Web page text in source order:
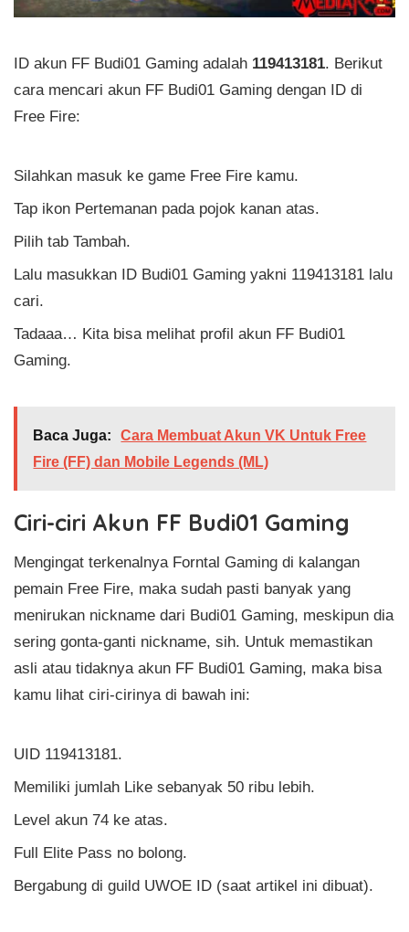
ID akun FF Budi01 Gaming adalah 119413181. Berikut
cara mencari akun FF Budi01 Gaming dengan ID di
Free Fire:
Silahkan masuk ke game Free Fire kamu.
Tap ikon Pertemanan pada pojok kanan atas.
Pilih tab Tambah.
Lalu masukkan ID Budi01 Gaming yakni 119413181 lalu
cari.
Tadaaa… Kita bisa melihat profil akun FF Budi01
Gaming.
Baca Juga:
Cara Membuat Akun VK Untuk Free
Fire (FF) dan Mobile Legends (ML)
Ciri-ciri Akun FF Budi01 Gaming
Mengingat terkenalnya Forntal Gaming di kalangan
pemain Free Fire, maka sudah pasti banyak yang
menirukan nickname dari Budi01 Gaming, meskipun dia
sering gonta-ganti nickname, sih. Untuk memastikan
asli atau tidaknya akun FF Budi01 Gaming, maka bisa
kamu lihat ciri-cirinya di bawah ini:
UID 119413181.
Memiliki jumlah Like sebanyak 50 ribu lebih.
Level akun 74 ke atas.
Full Elite Pass no bolong.
Bergabung di guild UWOE ID (saat artikel ini dibuat).